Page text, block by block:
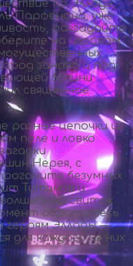
по Элладе,
Парфенона, уже
разгадайте
на игровом
заново и под
богини
священное
разные цепочки из
поле и ловко
Нерея, с
безумных
Титанов и
свиток
обратитесь
Эллады —
для каждого из них